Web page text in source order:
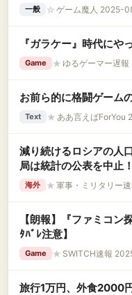
一般 ☆ ゲーム魔人 2025-
『ガラケー』時代に
Game ★ ゆるゲーマー遅
お前ら的に格闘ゲーム
Text ★ ああ言えば
減り続けるロシアの人
局は統計の公表を中止！
海外 ★ 軍事・ミリタリー
【朗報】『ファミコン
ﾀﾊﾞﾚ注意】
Game ★ SWITCH速報
旅行1万円、外食